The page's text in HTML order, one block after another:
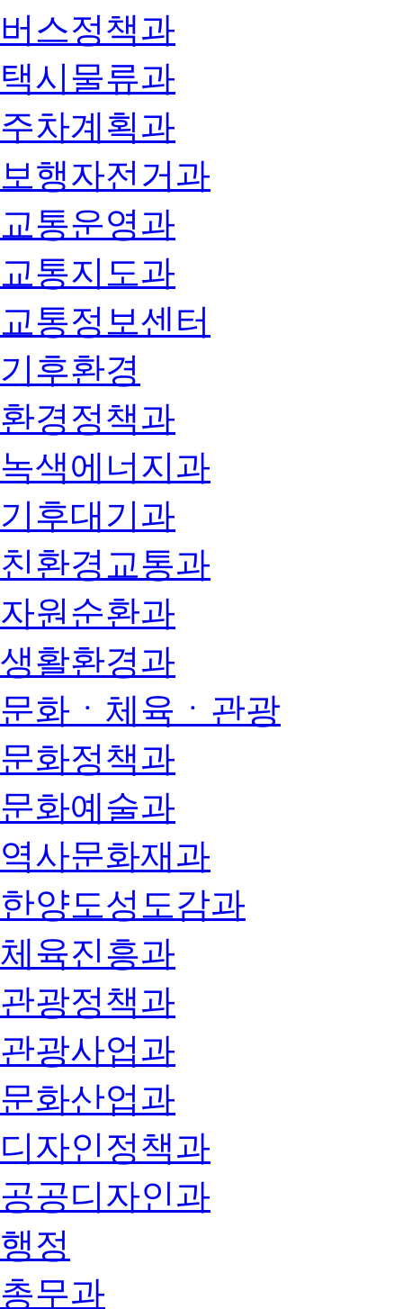
버스정책과
택시물류과
주차계획과
보행자전거과
교통운영과
교통지도과
교통정보센터
기후환경
환경정책과
녹색에너지과
기후대기과
친환경교통과
자원순환과
생활환경과
문화ㆍ체육ㆍ관광
문화정책과
문화예술과
역사문화재과
한양도성도감과
체육진흥과
관광정책과
관광사업과
문화산업과
디자인정책과
공공디자인과
행정
총무과